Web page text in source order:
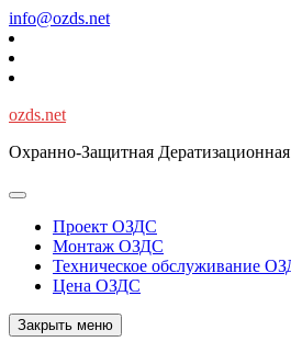
Перейти
к
содержимому
info@ozds.net
ozds.net
Охранно-Защитная
Проект ОЗДС
Монтаж ОЗДС
Техническое обслуживание
Цена ОЗДС
Закрыть меню